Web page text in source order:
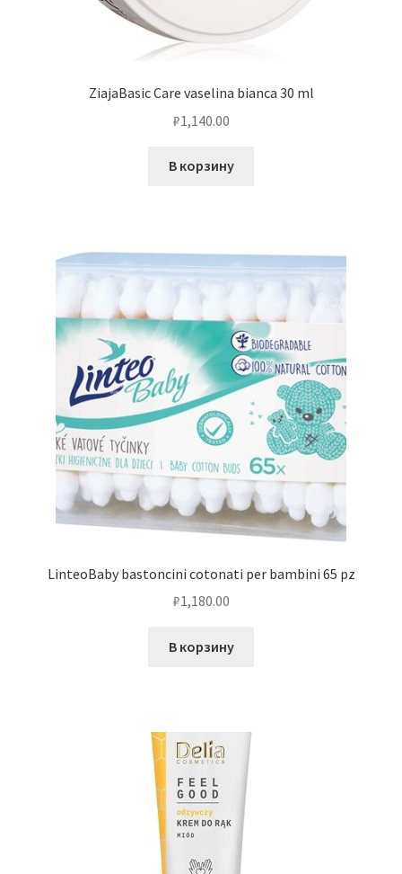
ZiajaBasic Care vaselina bianca 30 ml
₽1,140.00
В корзину
LinteoBaby bastoncini cotonati per bambini 65 pz
₽1,180.00
В корзину